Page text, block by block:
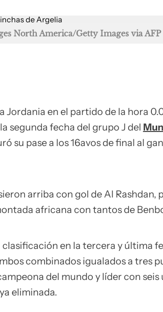
North America/Getty Images via AFP
Jordania en el partido de la hora
segunda fecha del grupo J del
su pase a los 16avos de final al
arriba con gol de Al Rashdan,
africana con tantos de
en la tercera y última
combinados igualados a tres
del mundo y líder con seis
eliminada.